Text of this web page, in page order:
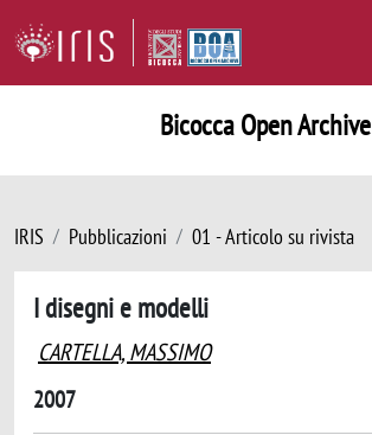
Bicocca Open Archive
IRIS Pubblicazioni 01 - Articolo su rivista
I disegni e modelli
CARTELLA, MASSIMO
2007